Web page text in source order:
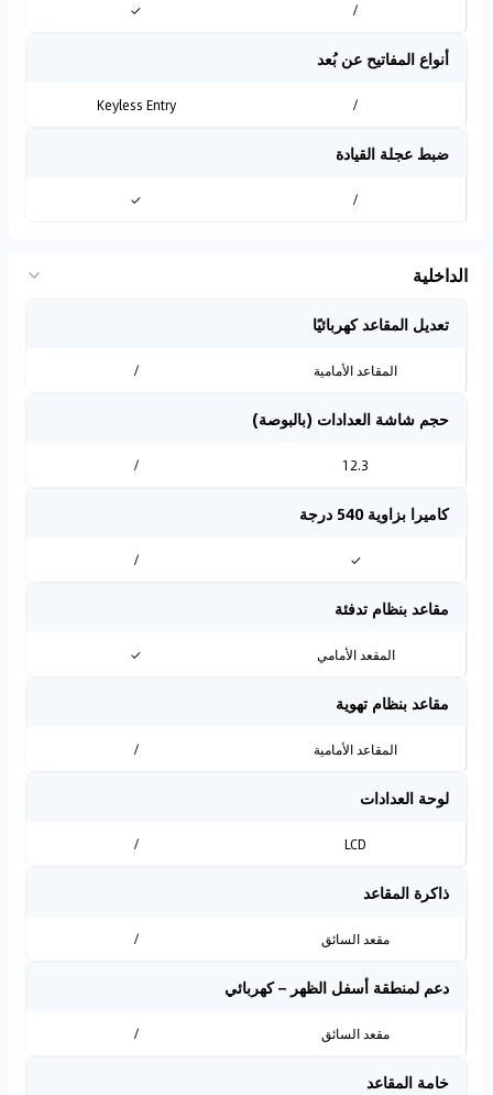
/
✓
أنواع المفاتيح عن بُعد
/
Keyless Entry
ضبط عجلة القيادة
/
✓
الداخلية
تعديل المقاعد كهربائيًا
المقاعد الأمامية /
حجم شاشة العدادات (بالبوصة)
12.3
/
كاميرا بزاوية 540 درجة
✓
/
مقاعد بنظام تدفئة
المقعد الأمامي ✓
مقاعد بنظام تهوية
المقاعد الأمامية /
لوحة العدادات
LCD
/
ذاكرة المقاعد
مقعد السائق /
دعم لمنطقة أسفل الظهر – كهربائي
مقعد السائق /
خامة المقاعد